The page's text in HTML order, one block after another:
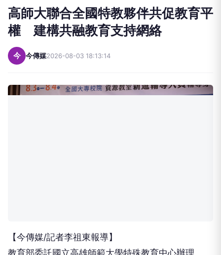
高師大聯合全國特教夥伴共促教育平
權 建構共融教育支持網絡
今 今傳媒2026-08-03 18:13:14
【今傳媒/記者李祖東報導】
教育部委託國立高雄師範大學特殊教育中心辦理